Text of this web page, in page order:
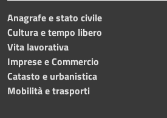
Anagrafe e stato civile
Cultura e tempo libero
Vita lavorativa
Imprese e Commercio
Catasto e urbanistica
Mobilità e trasporti